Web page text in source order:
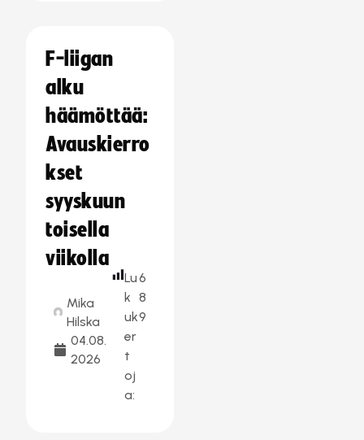
F-liigan
alku
häämöttää:
Avauskierro
kset
syyskuun
toisella
viikolla
Mika
Hilska
04.08.
2026
Lu
k
uk
er
t
oj
a:
6
8
9